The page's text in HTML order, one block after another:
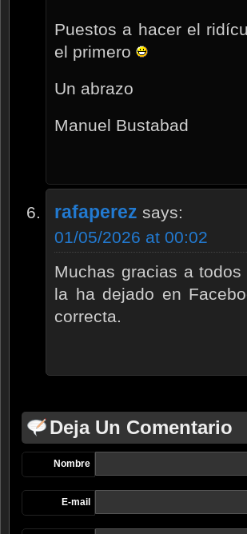
Puestos a hacer el
el primero
Un abrazo
Manuel Bustabad
rafaperez says:
01/05/2026 at 00:02
Muchas gracias a
la ha dejado en
correcta.
Deja Un Comentario
Nombre
E-mail